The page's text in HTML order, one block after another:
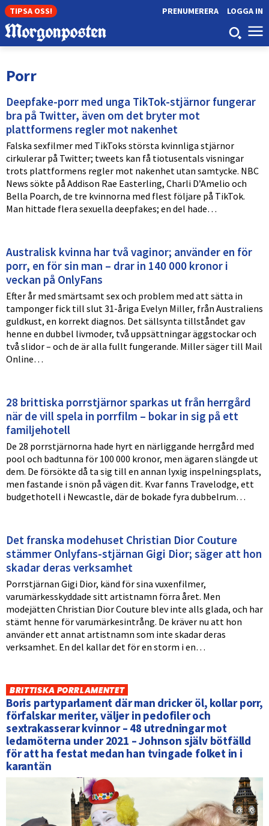
TIPSA OSS! LOGGA IN
PRENUMERERA
Porr
Deepfake-porr med unga TikTok-stjärnor fungerar
bra på Twitter, även om det bryter mot
plattformens regler mot nakenhet
Falska sexfilmer med TikToks största kvinnliga stjärnor
cirkulerar på Twitter; tweets kan få tiotusentals visningar
trots plattformens regler mot nakenhet utan samtycke. NBC
News sökte på Addison Rae Easterling, Charli D’Amelio och
Bella Poarch, de tre kvinnorna med flest följare på TikTok.
Man hittade flera sexuella deepfakes; en del hade…
Australisk kvinna har två vaginor; använder en för
porr, en för sin man – drar in 140 000 kronor i
veckan på OnlyFans
Efter år med smärtsamt sex och problem med att sätta in
tamponger fick till slut 31-åriga Evelyn Miller, från Australiens
guldkust, en korrekt diagnos. Det sällsynta tillståndet gav
henne en dubbel livmoder, två uppsättningar äggstockar och
två slidor – och de är alla fullt fungerande. Miller säger till Mail
Online…
28 brittiska porrstjärnor sparkas ut från herrgård
när de vill spela in porrfilm – bokar in sig på ett
familjehotell
De 28 porrstjärnorna hade hyrt en närliggande herrgård med
pool och badtunna för 100 000 kronor, men ägaren slängde ut
dem. De försökte då ta sig till en annan lyxig inspelningsplats,
men fastande i snön på vägen dit. Kvar fanns Travelodge, ett
budgethotell i Newcastle, där de bokade fyra dubbelrum…
Det franska modehuset Christian Dior Couture
stämmer Onlyfans-stjärnan Gigi Dior; säger att hon
skadar deras verksamhet
Porrstjärnan Gigi Dior, känd för sina vuxenfilmer,
varumärkesskyddade sitt artistnamn förra året. Men
modejätten Christian Dior Couture blev inte alls glada, och har
stämt henne för varumärkesintrång. De kräver nu att hon
använder ett annat artistnamn som inte skadar deras
verksamhet. En del kallar det för en storm i en…
BRITTISKA PORRLAMENTET
Boris partyparlament där man dricker öl, kollar porr,
förfalskar meriter, väljer in pedofiler och
sextrakasserar kvinnor – 48 utredningar mot
ledamöterna under 2021 – Johnson själv bötfälld
för att ha festat medan han tvingade folket in i
karantän